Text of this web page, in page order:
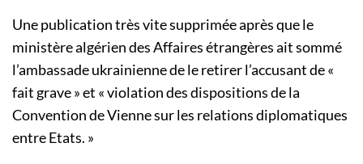
Une publication très vite supprimée après que le
ministère algérien des Affaires étrangères ait sommé
l’ambassade ukrainienne de le retirer l’accusant de «
fait grave » et « violation des dispositions de la
Convention de Vienne sur les relations diplomatiques
entre Etats. »